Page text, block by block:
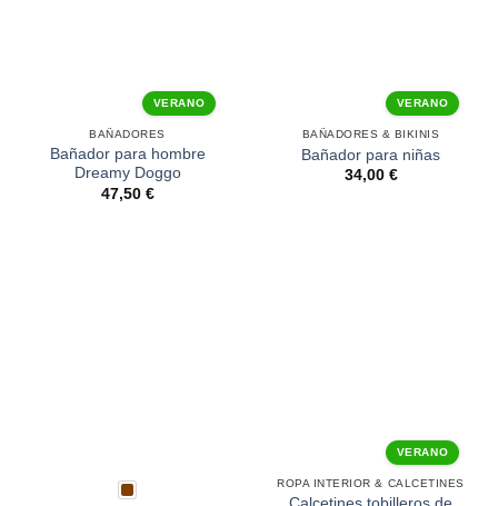
VERANO
BAÑADORES
Bañador para hombre
Dreamy Doggo
47,50 €
VERANO
BAÑADORES & BIKINIS
Bañador para niñas
34,00 €
VERANO
ROPA INTERIOR & CALCETINES